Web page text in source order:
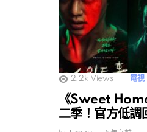
2.2k Views 電視
《Sweet
二季！官方低調